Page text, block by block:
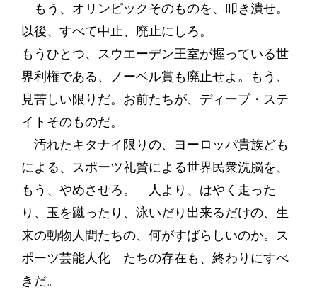
もう、オリンピックそのものを、叩き潰せ。
以後、すべて中止、廃止にしろ。
もうひとつ、スウエーデン王室が握っている世
界利権である、ノーベル賞も廃止せよ。もう、
見苦しい限りだ。お前たちが、ディープ・ステ
イトそのものだ。
汚れたキタナイ限りの、ヨーロッパ貴族ども
による、スポーツ礼賛による世界民衆洗脳を、
もう、やめさせろ。 人より、はやく走った
り、玉を蹴ったり、泳いだり出来るだけの、生
来の動物人間たちの、何がすばらしいのか。ス
ポーツ芸能人化 たちの存在も、終わりにすべ
きだ。